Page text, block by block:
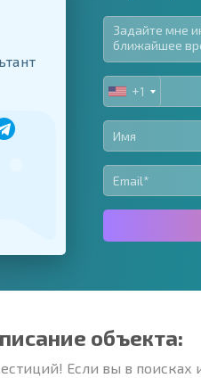
Подписаться на
использование своих
UNITED
STATES
+1
+1
объекта:
Если вы в поисках